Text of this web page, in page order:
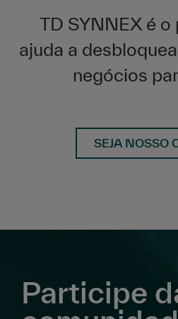
TD SYNNEX é
ajuda a
negócios
SEJA NOSSO
Participe